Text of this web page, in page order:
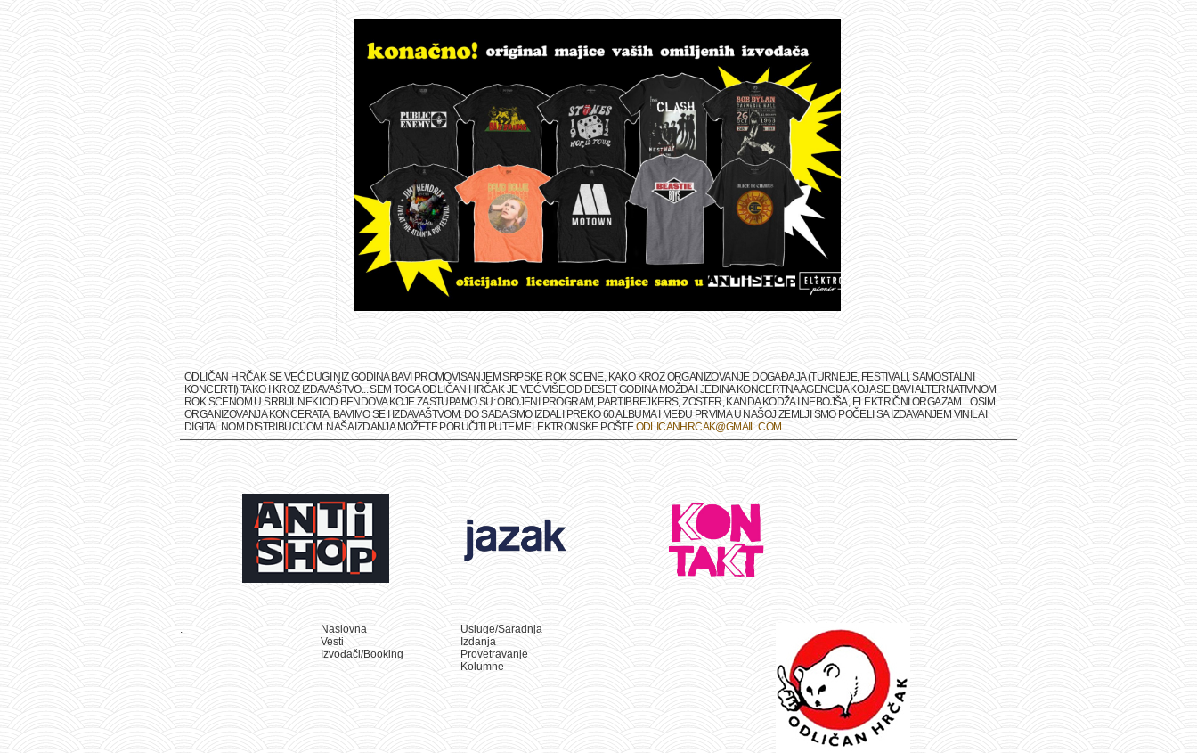
ODLIČAN HRČAK SE VEĆ DUGI NIZ GODINA BAVI PROMOVISANJEM SRPSKE ROK SCENE, KAKO KROZ ORGANIZOVANJE DOGAĐAJA (TURNEJE, FESTIVALI, SAMOSTALNI
KONCERTI) TAKO I KROZ IZDAVAŠTVO... SEM TOGA ODLIČAN HRČAK JE VEĆ VIŠE OD DESET GODINA MOŽDA I JEDINA KONCERTNA AGENCIJA KOJA SE BAVI ALTERNATIVNOM
ROK SCENOM U SRBIJI. NEKI OD BENDOVA KOJE ZASTUPAMO SU: OBOJENI PROGRAM, PARTIBREJKERS, ZOSTER, KANDA KODŽA I NEBOJŠA, ELEKTRIČNI ORGAZAM... OSIM
ORGANIZOVANJA KONCERATA, BAVIMO SE I IZDAVAŠTVOM. DO SADA SMO IZDALI PREKO 60 ALBUMA I MEĐU PRVIMA U NAŠOJ ZEMLJI SMO POČELI SA IZDAVANJEM VINILA I
DIGITALNOM DISTRIBUCIJOM. NAŠA IZDANJA MOŽETE PORUČITI PUTEM ELEKTRONSKE POŠTEODLICANHRCAK@GMAIL.COM
Naslovna
Vesti
Izvođači/Booking
Usluge/Saradnja
Izdanja
Provetravanje
Kolumne